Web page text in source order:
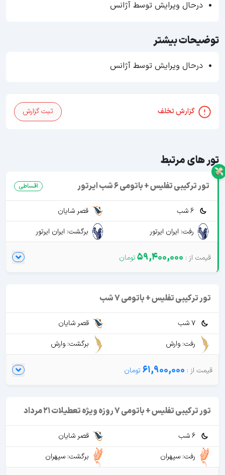
درحال ویرایش توسط آژانس
توضیحات بیشتر
درحال ویرایش توسط آژانس
گزارش تخلف ثبت گزارش
تور های مرتبط
تور ترکیبی تفلیس + باتومی 6 شب ایرتور اقساطی
6 شب
قصر شایان
رفت: ایران ایرتور
برگشت: ایران ایرتور
59,400,000
تور ترکیبی تفلیس + باتومی 7 شب
7 شب
قصر شایان
رفت: وارش
برگشت: وارش
61,900,000
تور ترکیبی تفلیس + باتومی 7 روزه ویژه تعطیلات 21 مرداد
6 شب
قصر شایان
رفت: سپهران
برگشت: سپهران